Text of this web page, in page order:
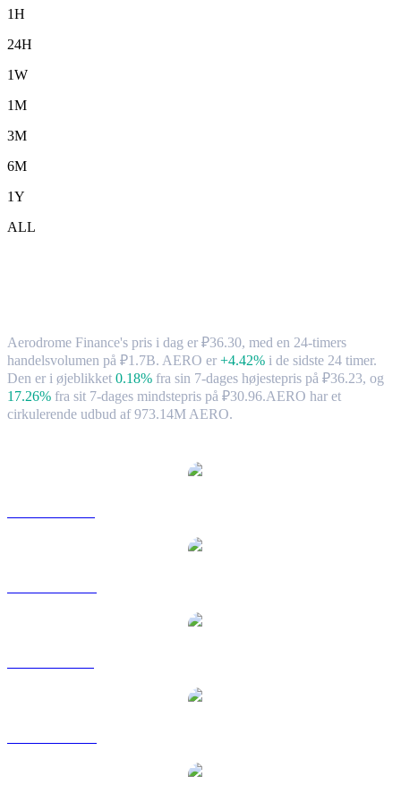
1H
24H
1W
1M
3M
6M
1Y
ALL
Aerodrome Finance's pris i dag er ₽36.30, med en 24-timers
handelsvolumen på ₽1.7B. AERO er +4.42% i de sidste 24 timer.
Den er i øjeblikket 0.18% fra sin 7-dages højestepris på ₽36.23, og
17.26% fra sit 7-dages mindstepris på ₽30.96.AERO har et
cirkulerende udbud af 973.14M AERO.